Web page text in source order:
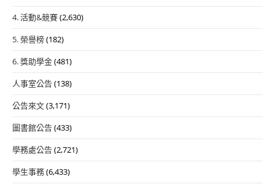
4. 活動&競賽(2,630)
5. 榮譽榜(182)
6. 獎助學金(481)
人事室公告(138)
公告來文(3,171)
圖書館公告(433)
學務處公告(2,721)
學生事務(6,433)